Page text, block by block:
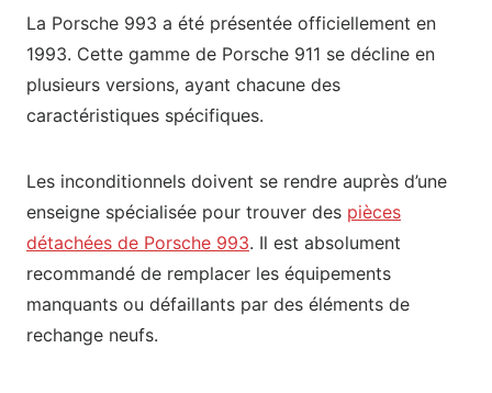
La Porsche 993 a été présentée officiellement en
1993. Cette gamme de Porsche 911 se décline en
plusieurs versions, ayant chacune des
caractéristiques spécifiques.
Les inconditionnels doivent se rendre auprès d’une
enseigne spécialisée pour trouver des pièces
détachées de Porsche 993. Il est absolument
recommandé de remplacer les équipements
manquants ou défaillants par des éléments de
rechange neufs.